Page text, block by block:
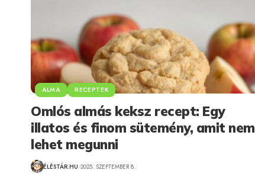
ALMA RECEPTEK
Omlós almás keksz recept: Egy
illatos és finom sütemény, amit nem
lehet megunni
ÉLÉSTÁR.HU 2025. SZEPTEMBER 8.